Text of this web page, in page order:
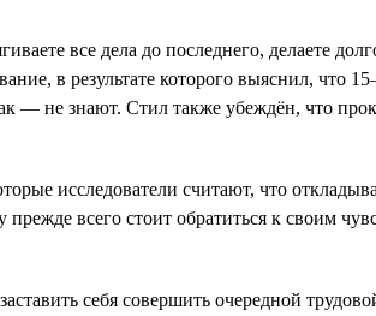
все дела до последнего, делаете
в результате которого выяснил, что
не знают. Стил также убеждён, что
исследователи считают, что
всего стоит обратиться к своим
себя совершить очередной